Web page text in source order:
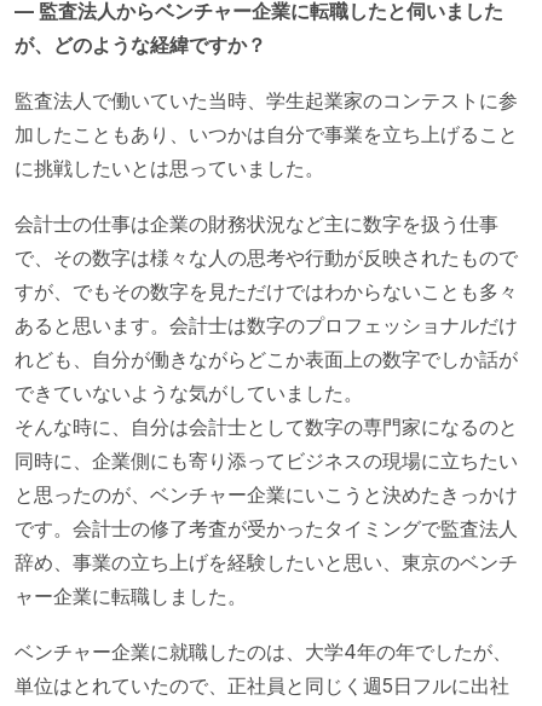
— 監査法人からベンチャー企業に転職したと伺いました
が、どのような経緯ですか？
監査法人で働いていた当時、学生起業家のコンテストに参
加したこともあり、いつかは自分で事業を立ち上げること
に挑戦したいとは思っていました。
会計士の仕事は企業の財務状況など主に数字を扱う仕事
で、その数字は様々な人の思考や行動が反映されたもので
すが、でもその数字を見ただけではわからないことも多々
あると思います。会計士は数字のプロフェッショナルだけ
れども、自分が働きながらどこか表面上の数字でしか話が
できていないような気がしていました。
そんな時に、自分は会計士として数字の専門家になるのと
同時に、企業側にも寄り添ってビジネスの現場に立ちたい
と思ったのが、ベンチャー企業にいこうと決めたきっかけ
です。会計士の修了考査が受かったタイミングで監査法人
辞め、事業の立ち上げを経験したいと思い、東京のベンチ
ャー企業に転職しました。
ベンチャー企業に就職したのは、大学4年の年でしたが、
単位はとれていたので、正社員と同じく週5日フルに出社